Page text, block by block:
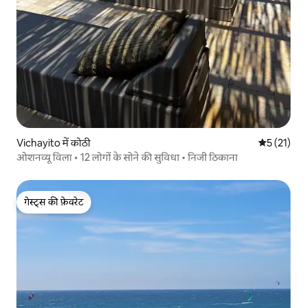
Vichayito में कोठी औसत रेटिंग
5 (21)
ओशनव्यू विला • 12 लोगों के सोने की सुविधा • निजी ठिकाना
गेस्ट्स की फ़ेवरेट
गेस्ट्स की फ़ेवरेट